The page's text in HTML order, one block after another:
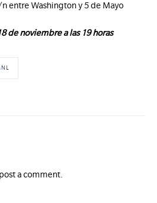
entre Washington y 5 de Mayo
de noviembre a las 19 horas
a comment.